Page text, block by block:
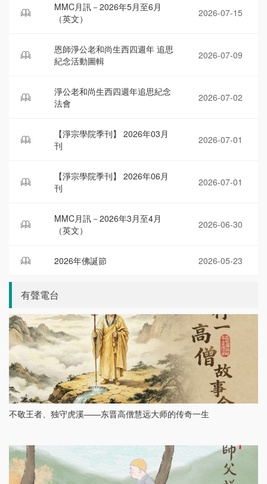
MMC月訊－2026年5月至6月
（英文）
2026-07-15
恩師淨公老和尚生西四週年 追思
紀念活動圖輯
2026-07-09
淨公老和尚生西四週年追思紀念
法會
2026-07-02
【淨宗學院季刊】 2026年03月
刊
2026-07-01
【淨宗學院季刊】 2026年06月
刊
2026-07-01
MMC月訊－2026年3月至4月
（英文）
2026-06-30
2026年佛誕節 2026-05-23
有聲電台
不敬王者、独守虎溪——东晋高僧慧远大师的传奇一生